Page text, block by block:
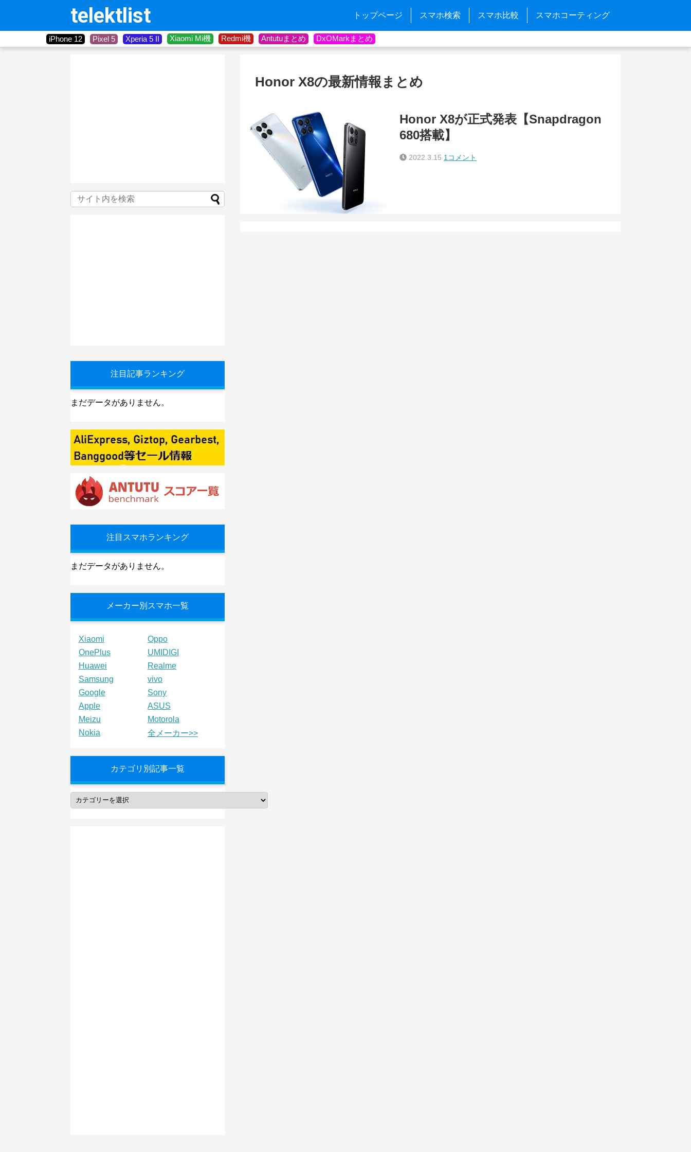
telektlist トップページ スマホ検索 スマホ比較 スマホコーティング
iPhone 12 Pixel 5 Xperia 5 II Xiaomi Mi機 Redmi機 Antutuまとめ DxOMarkまとめ
Honor X8の最新情報まとめ
Honor X8が正式発表【Snapdragon
680搭載】
2022.3.15 1コメント
注目記事ランキング
まだデータがありません。
注目スマホランキング
まだデータがありません。
メーカー別スマホ一覧
Xiaomi
Oppo
OnePlus
UMIDIGI
Huawei
Realme
Samsung
vivo
Google
Sony
Apple
ASUS
Meizu
Motorola
Nokia
全メーカー>>
カテゴリ別記事一覧